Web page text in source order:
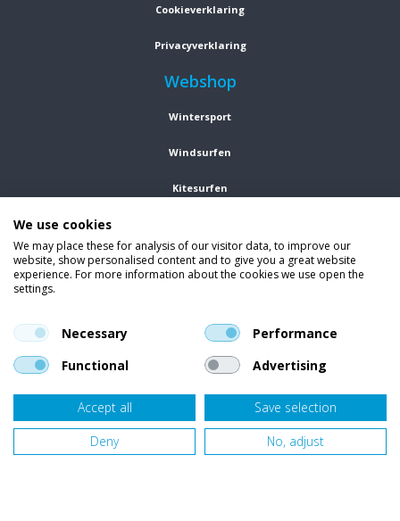
Cookieverklaring
Privacyverklaring
Webshop
Wintersport
Windsurfen
Kitesurfen
Kleding
Vind ons op social media
En blijf op de hoogte van trends, aanbiedingen en kortingsacties.
Onze klanten beoordelen Van Bellen Wind & Snowgemiddeld met een
op basis van455beoordelingen.
We use cookies
We may place these for analysis of our visitor data, to improve our
website, show personalised content and to give you a great website
experience. For more information about the cookies we use open the
settings.
Necessary
Performance
Functional
Advertising
Accept all
Save selection
Deny
No, adjust